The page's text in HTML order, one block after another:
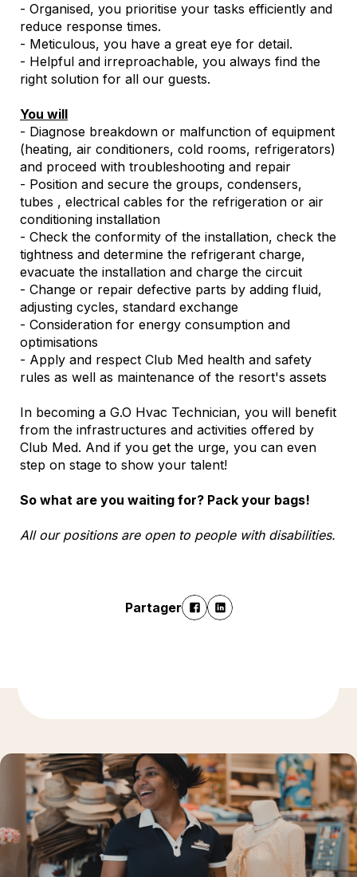
- Organised, you prioritise your tasks efficiently and
reduce response times.
- Meticulous, you have a great eye for detail.
- Helpful and irreproachable, you always find the
right solution for all our guests.
You will
- Diagnose breakdown or malfunction of equipment
(heating, air conditioners, cold rooms, refrigerators)
and proceed with troubleshooting and repair
- Position and secure the groups, condensers,
tubes , electrical cables for the refrigeration or air
conditioning installation
- Check the conformity of the installation, check the
tightness and determine the refrigerant charge,
evacuate the installation and charge the circuit
- Change or repair defective parts by adding fluid,
adjusting cycles, standard exchange
- Consideration for energy consumption and
optimisations
- Apply and respect Club Med health and safety
rules as well as maintenance of the resort's assets
In becoming a G.O Hvac Technician, you will benefit
from the infrastructures and activities offered by
Club Med. And if you get the urge, you can even
step on stage to show your talent!
So what are you waiting for? Pack your bags!
All our positions are open to people with disabilities.
Partager